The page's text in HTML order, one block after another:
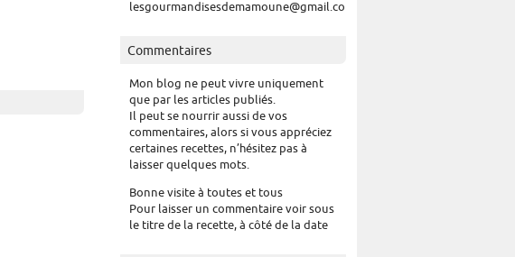
lesgourmandisesdemamoune@gmail.com
Commentaires
Mon blog ne peut vivre uniquement
que par les articles publiés.
Il peut se nourrir aussi de vos
commentaires, alors si vous appréciez
certaines recettes, n’hésitez pas à
laisser quelques mots.
Bonne visite à toutes et tous
Pour laisser un commentaire voir sous
le titre de la recette, à côté de la date